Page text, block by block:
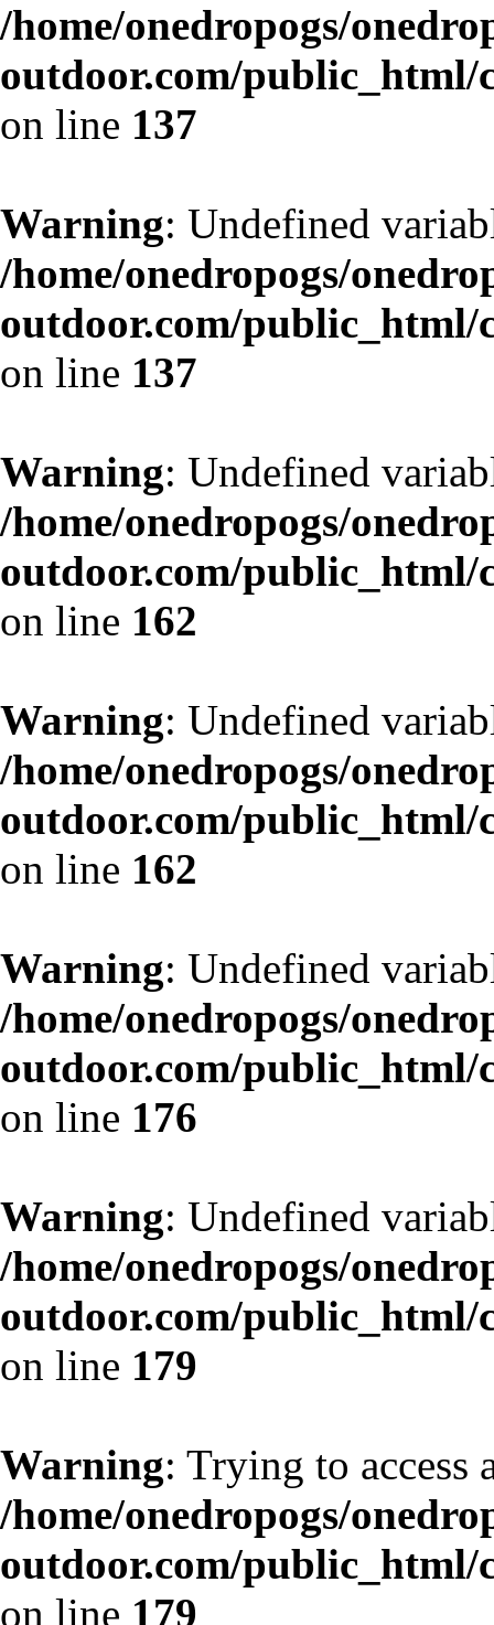
/home/onedropogs/
outdoor.com/public_html/
on line 137
Warning: Undefined
/home/onedropogs/
outdoor.com/public_html/
on line 137
Warning: Undefined
/home/onedropogs/
outdoor.com/public_html/
on line 162
Warning: Undefined
/home/onedropogs/
outdoor.com/public_html/
on line 162
Warning: Undefined
/home/onedropogs/
outdoor.com/public_html/
on line 176
Warning: Undefined
/home/onedropogs/
outdoor.com/public_html/
on line 179
Warning: Trying to access
/home/onedropogs/
outdoor.com/public_html/
on line 179